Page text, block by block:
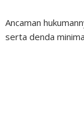
Ancaman
serta denda